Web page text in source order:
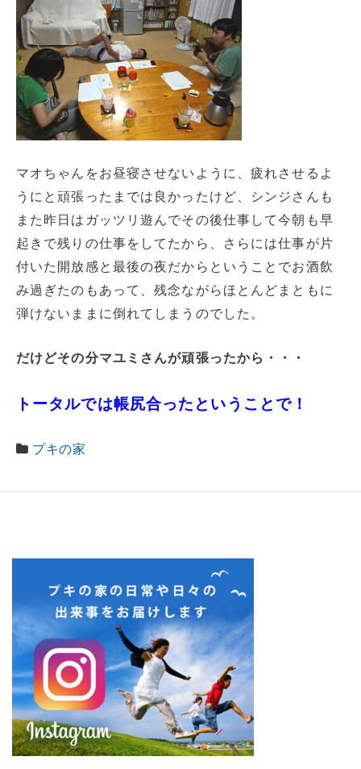
マオちゃんをお昼寝させないように、疲れさせるよ
うにと頑張ったまでは良かったけど、シンジさんも
また昨日はガッツリ遊んでその後仕事して今朝も早
起きで残りの仕事をしてたから、さらには仕事が片
付いた開放感と最後の夜だからということでお酒飲
み過ぎたのもあって、残念ながらほとんどまともに
弾けないままに倒れてしまうのでした。
だけどその分マユミさんが頑張ったから・・・
トータルでは帳尻合ったということで！
プキの家